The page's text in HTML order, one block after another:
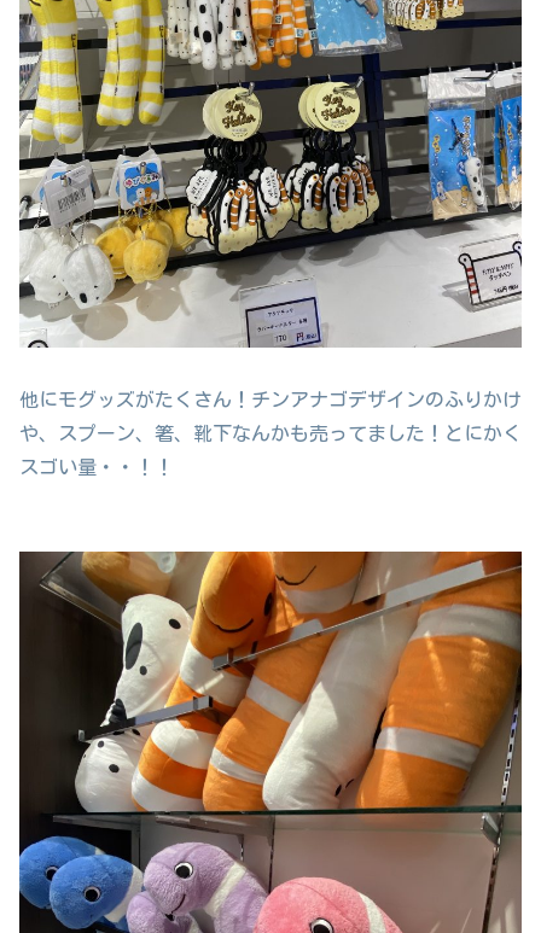
他にモグッズがたくさん！チンアナゴデザインのふりかけ
や、スプーン、箸、靴下なんかも売ってました！とにかく
スゴい量・・！！